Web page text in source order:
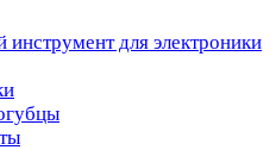
инструмент для электроники